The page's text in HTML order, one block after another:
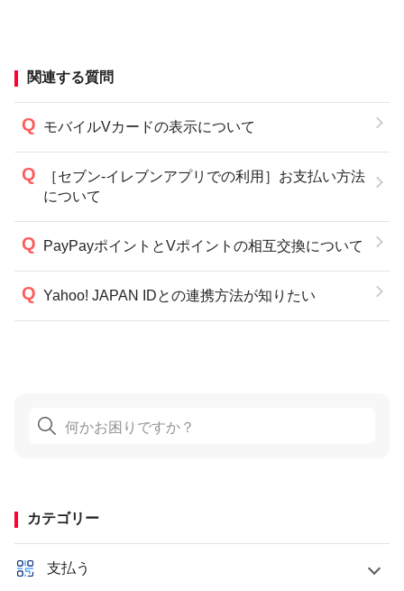
関連する質問
モバイルVカードの表示について
［セブン-イレブンアプリでの利用］お支払い方法
について
PayPayポイントとVポイントの相互交換について
Yahoo! JAPAN IDとの連携方法が知りたい
カテゴリー
支払う